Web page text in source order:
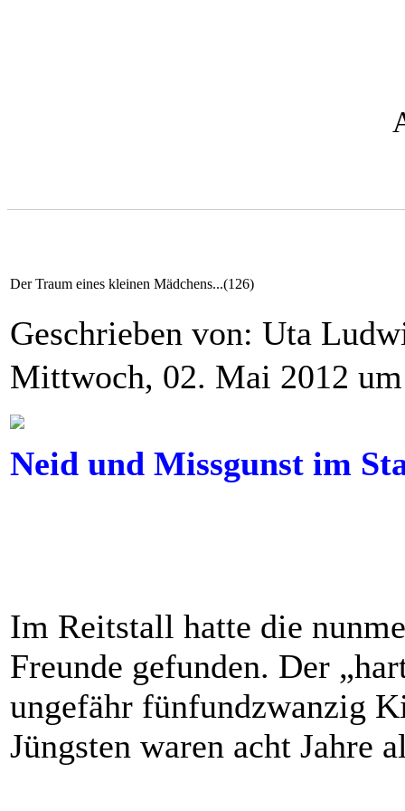
Der Traum eines kleinen Mädchens...(126)
Geschrieben von: Uta
Mittwoch, 02. Mai 2012
Neid und Missgunst im
Im Reitstall hatte die
Freunde gefunden. Der
ungefähr fünfundzwanzig
Jüngsten waren acht Jahre